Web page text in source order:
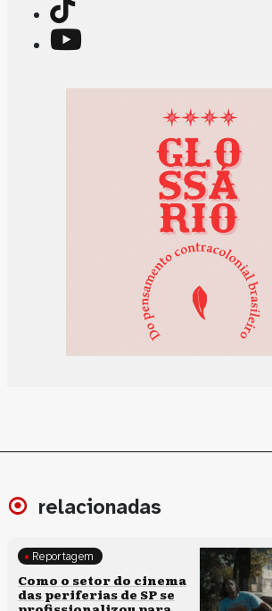
relacionadas
Políticas culturais
Reportagem
Como o setor do cinema
das periferias de SP se